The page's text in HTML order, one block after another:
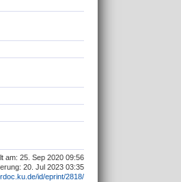
am: 25. Sep 2020 09:56
20. Jul 2023 03:35
id/eprint/2818/